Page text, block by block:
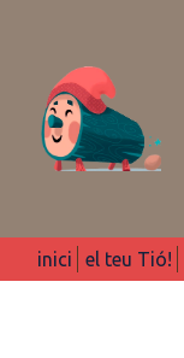
inici el teu Tió!